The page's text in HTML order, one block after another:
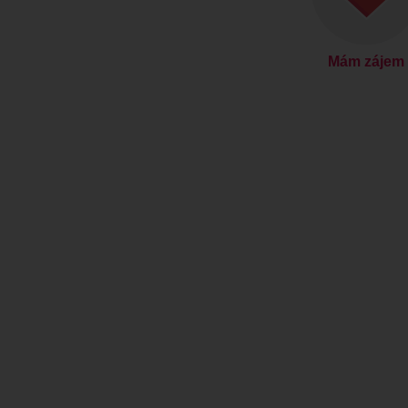
Mám zájem